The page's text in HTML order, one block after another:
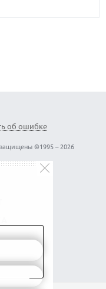
об ошибке
защищены ©1995 – 2026